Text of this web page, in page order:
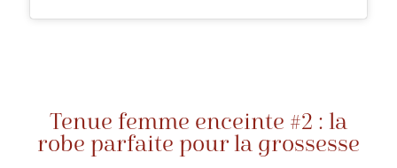
Tenue femme enceinte #2 : la
robe parfaite pour la grossesse